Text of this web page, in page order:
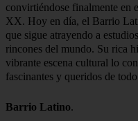
convirtiéndose finalmente en
XX. Hoy en día, el Barrio
que sigue atrayendo a
rincones del mundo. Su rica
vibrante escena cultural lo
fascinantes y queridos de
Barrio Latino